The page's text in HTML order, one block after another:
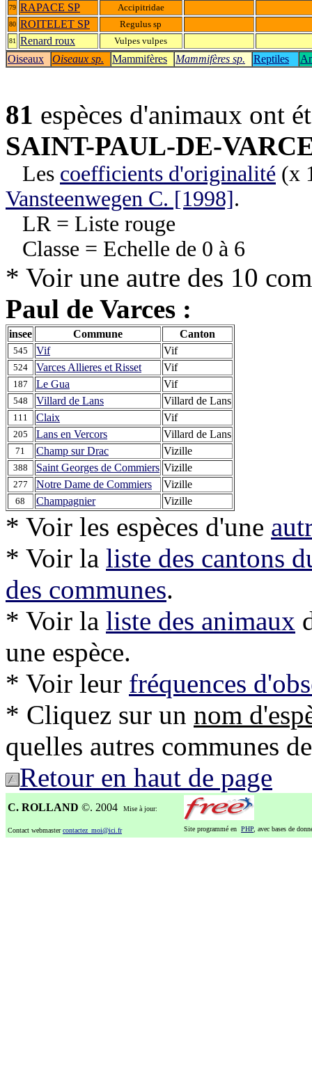
79 RAPACE SP Accipitridae
80 ROITELET SP Regulus sp
81 Renard roux Vulpes vulpes
Oiseaux Oiseaux sp. Mammifères Mammifères sp. Reptiles
81 espèces d'animaux ont
SAINT-PAUL-DE-
Les coefficients d'originalité (x
Vansteenwegen C. [1998].
LR = Liste rouge
Classe = Echelle de 0 à 6
* Voir une autre des 10
Paul de Varces :
insee Commune Canton
545 Vif Vif
524 Varces Allieres et Risset Vif
187 Le Gua Vif
548 Villard de Lans Villard de Lans
111 Claix Vif
205 Lans en Vercors Villard de Lans
71 Champ sur Drac Vizille
388 Saint Georges de Commiers Vizille
277 Notre Dame de Commiers Vizille
68 Champagnier Vizille
* Voir les espèces d'une
* Voir la liste des cantons
des communes.
* Voir la liste des animaux
une espèce.
* Voir leur fréquences
* Cliquez sur un nom
quelles autres communes
Retour en haut de page
C. ROLLAND ©. 2004 Mise à jour:
Contact webmastercontactez_moi@ici.fr Site programmé en PHP , avec bases de